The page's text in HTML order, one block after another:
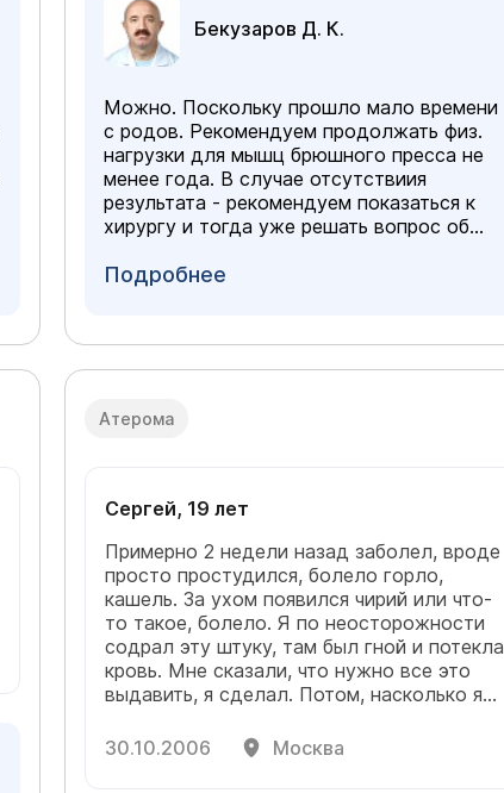
Бекузаров Д. К.
Можно. Поскольку прошло мало времени
с родов. Рекомендуем продолжать физ.
нагрузки для мышц брюшного пресса не
менее года. В случае отсутствиия
результата - рекомендуем показаться к
хирургу и тогда уже решать вопрос об
Подробнее
Атерома
Сергей, 19 лет
Примерно 2 недели назад заболел, вроде
просто простудился, болело горло,
кашель. За ухом появился чирий или что-
то такое, болело. Я по неосторожности
содрал эту штуку, там был гной и потекла
кровь. Мне сказали, что нужно все это
выдавить, я сделал. Потом, насколько я
Прошло уже около 2-х недель (точно не
30.10.2006 Москва